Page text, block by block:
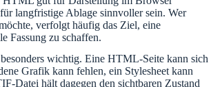
langfristige Ablage sinnvoller sein. Wer
verfolgt häufig das Ziel, eine
Fassung zu schaffen.
wichtig. Eine HTML-Seite kann sich
Grafik kann fehlen, ein Stylesheet kann
Datei hält dagegen den sichtbaren Zustand